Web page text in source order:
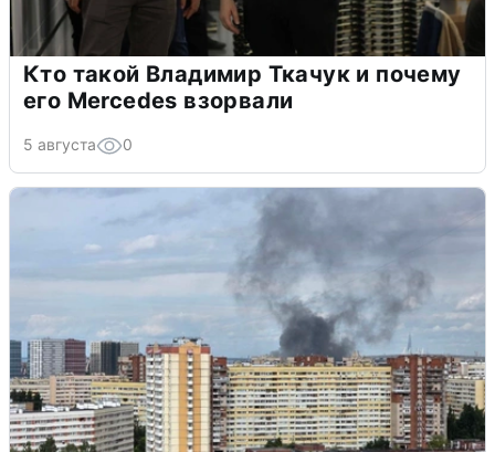
Кто такой Владимир Ткачук и почему
его Mercedes взорвали
5 августа 0